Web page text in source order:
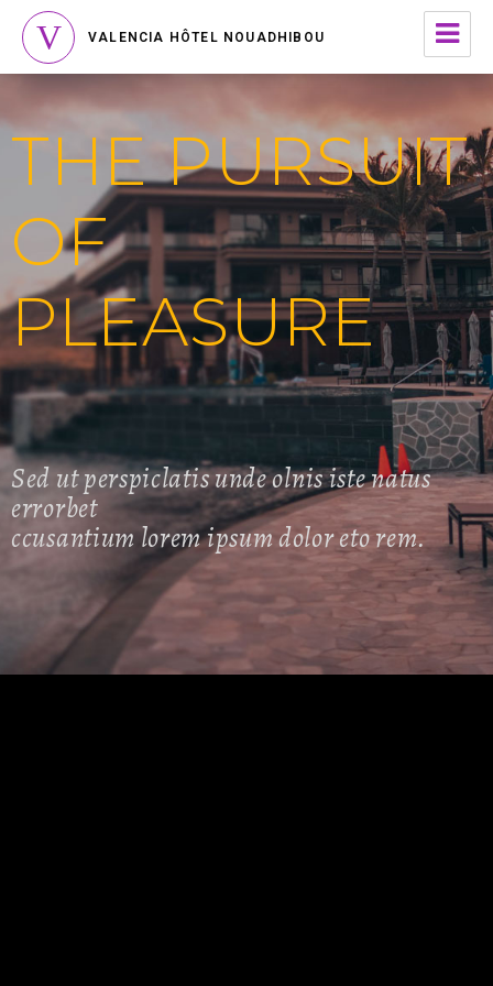
VALENCIA HÔTEL NOUADHIBOU
THE PURSUIT
OF
PLEASURE
Sed ut perspiclatis unde olnis iste natus
errorbet
ccusantium lorem ipsum dolor eto rem.